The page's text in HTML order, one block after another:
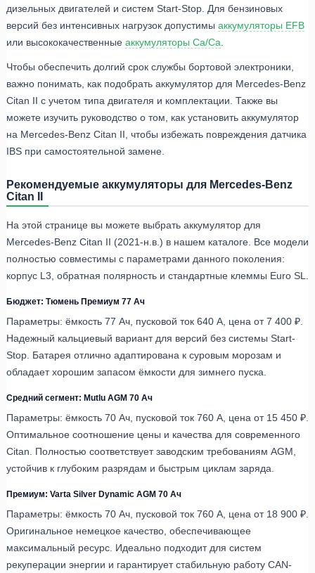
дизельных двигателей и систем Start-Stop. Для бензиновых
версий без интенсивных нагрузок допустимы аккумуляторы EFB
или высококачественные аккумуляторы Ca/Ca
Чтобы обеспечить долгий срок службы бортовой электроники,
важно понимать, как подобрать аккумулятор для Mercedes-Benz
Citan II с учетом типа двигателя и комплектации. Также вы
можете изучить руководство о том, как установить аккумулятор
на Mercedes-Benz Citan II, чтобы избежать повреждения датчика
IBS при самостоятельной замене.
Рекомендуемые аккумуляторы для Mercedes-Benz
Citan II
На этой странице вы можете выбрать аккумулятор для
Mercedes-Benz Citan II (2021-н.в.) в нашем каталоге. Все модели
полностью совместимы с параметрами данного поколения:
корпус L3, обратная полярность и стандартные клеммы Euro SL.
Бюджет: Тюмень Премиум 77 Ач
Параметры: ёмкость 77 Ач, пусковой ток 640 А, цена от 7 400 ₽.
Надежный кальциевый вариант для версий без системы Start-
Stop. Батарея отлично адаптирована к суровым морозам и
обладает хорошим запасом ёмкости для зимнего пуска.
Средний сегмент: Mutlu AGM 70 Ач
Параметры: ёмкость 70 Ач, пусковой ток 760 А, цена от 15 450 ₽.
Оптимальное соотношение цены и качества для современного
Citan. Полностью соответствует заводским требованиям AGM,
устойчив к глубоким разрядам и быстрым циклам заряда.
Премиум: Varta Silver Dynamic AGM 70 Ач
Параметры: ёмкость 70 Ач, пусковой ток 760 А, цена от 18 900 ₽.
Оригинальное немецкое качество, обеспечивающее
максимальный ресурс. Идеально подходит для систем
рекуперации энергии и гарантирует стабильную работу CAN-